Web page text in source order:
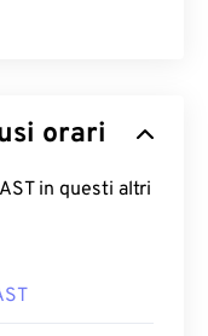
orari
in questi altri